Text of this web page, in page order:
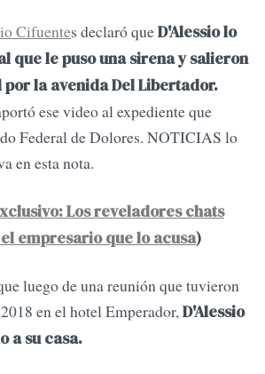
Cifuentes declaró queD'Alessio lo
que le puso una sirena y salieron
la avenida Del Libertador.
ese video al expediente que
Federal de Dolores. NOTICIAS lo
en esta nota.
Los reveladores chats
el empresario que lo acusa)
luego de una reunión que tuvieron
en el hotel Emperador,D'Alessio
a su casa.